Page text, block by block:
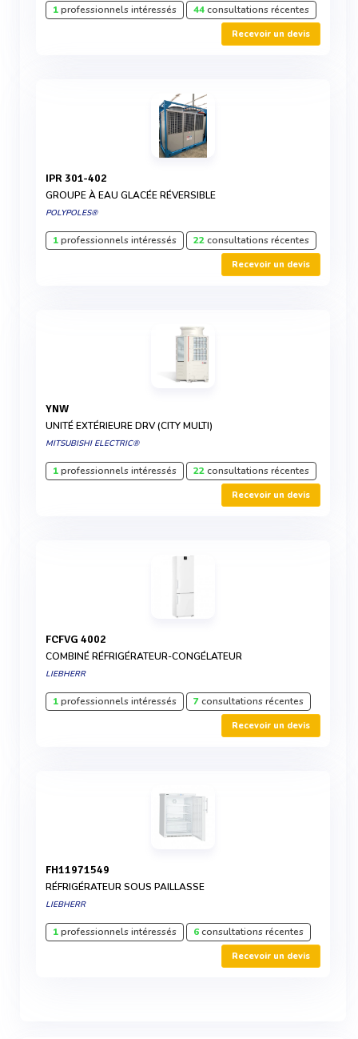
1professionnels intéressés 44consultations récentes
Recevoir un devis
IPR 301-402
GROUPE À EAU GLACÉE RÉVERSIBLE
POLYPOLES®
1professionnels intéressés 22consultations récentes
Recevoir un devis
YNW
UNITÉ EXTÉRIEURE DRV (CITY MULTI)
MITSUBISHI ELECTRIC®
1professionnels intéressés 22consultations récentes
Recevoir un devis
FCFVG 4002
COMBINÉ RÉFRIGÉRATEUR-CONGÉLATEUR
LIEBHERR
1professionnels intéressés 7consultations récentes
Recevoir un devis
FH11971549
RÉFRIGÉRATEUR SOUS PAILLASSE
LIEBHERR
1professionnels intéressés 6consultations récentes
Recevoir un devis